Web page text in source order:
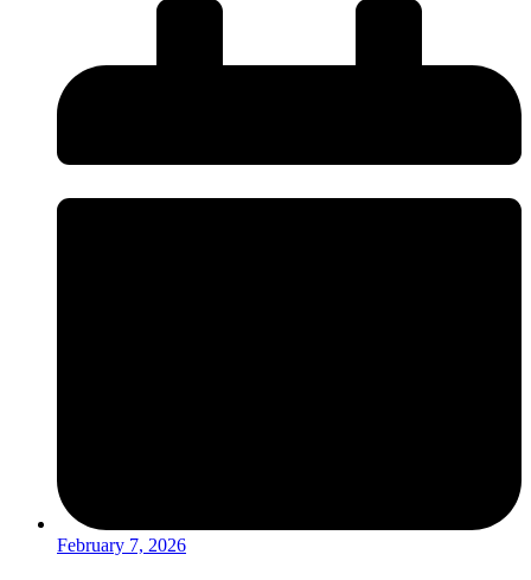
February 7, 2026